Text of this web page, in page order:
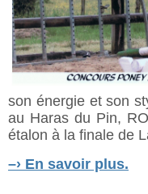
son énergie et son
au Haras du Pin,
étalon à la finale de
–› En savoir plus.